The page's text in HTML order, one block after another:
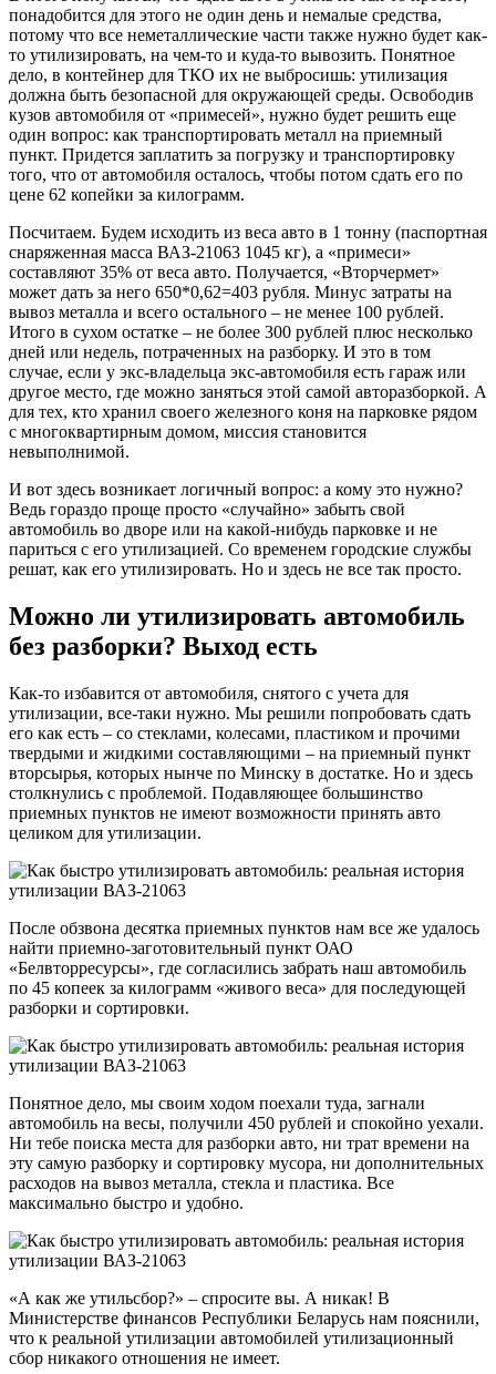
понадобится для этого не один день и немалые средства,
потому что все неметаллические части также нужно будет как-
то утилизировать, на чем-то и куда-то вывозить. Понятное
дело, в контейнер для ТКО их не выбросишь: утилизация
должна быть безопасной для окружающей среды. Освободив
кузов автомобиля от «примесей», нужно будет решить еще
один вопрос: как транспортировать металл на приемный
пункт. Придется заплатить за погрузку и транспортировку
того, что от автомобиля осталось, чтобы потом сдать его по
цене 62 копейки за килограмм.
Посчитаем. Будем исходить из веса авто в 1 тонну (паспортная
снаряженная масса ВАЗ-21063 1045 кг), а «примеси»
составляют 35% от веса авто. Получается, «Вторчермет»
может дать за него 650*0,62=403 рубля. Минус затраты на
вывоз металла и всего остального – не менее 100 рублей.
Итого в сухом остатке – не более 300 рублей плюс несколько
дней или недель, потраченных на разборку. И это в том
случае, если у экс-владельца экс-автомобиля есть гараж или
другое место, где можно заняться этой самой авторазборкой. А
для тех, кто хранил своего железного коня на парковке рядом
с многоквартирным домом, миссия становится
невыполнимой.
И вот здесь возникает логичный вопрос: а кому это нужно?
Ведь гораздо проще просто «случайно» забыть свой
автомобиль во дворе или на какой-нибудь парковке и не
париться с его утилизацией. Со временем городские службы
решат, как его утилизировать. Но и здесь не все так просто.
Можно ли утилизировать автомобиль
без разборки? Выход есть
Как-то избавится от автомобиля, снятого с учета для
утилизации, все-таки нужно. Мы решили попробовать сдать
его как есть – со стеклами, колесами, пластиком и прочими
твердыми и жидкими составляющими – на приемный пункт
вторсырья, которых нынче по Минску в достатке. Но и здесь
столкнулись с проблемой. Подавляющее большинство
приемных пунктов не имеют возможности принять авто
целиком для утилизации.
После обзвона десятка приемных пунктов нам все же удалось
найти приемно-заготовительный пункт ОАО
«Белвторресурсы», где согласились забрать наш автомобиль
по 45 копеек за килограмм «живого веса» для последующей
разборки и сортировки.
Понятное дело, мы своим ходом поехали туда, загнали
автомобиль на весы, получили 450 рублей и спокойно уехали.
Ни тебе поиска места для разборки авто, ни трат времени на
эту самую разборку и сортировку мусора, ни дополнительных
расходов на вывоз металла, стекла и пластика. Все
максимально быстро и удобно.
«А как же утильсбор?» – спросите вы. А никак! В
Министерстве финансов Республики Беларусь нам пояснили,
что к реальной утилизации автомобилей утилизационный
сбор никакого отношения не имеет.